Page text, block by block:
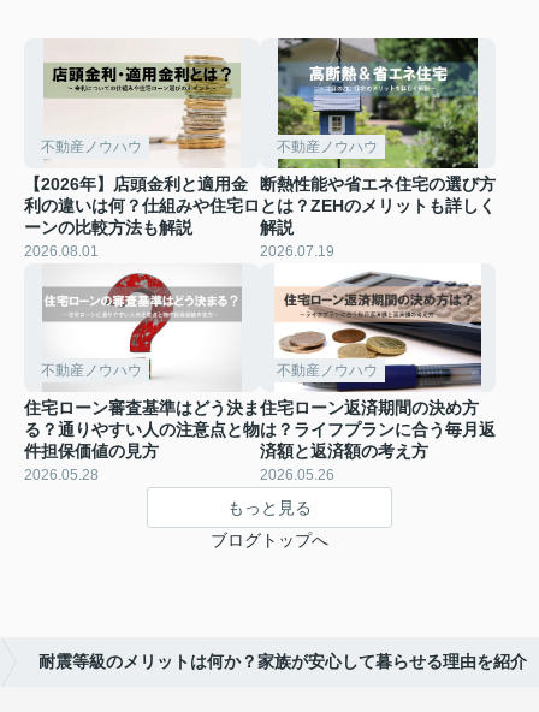
不動産ノウハウ
【2026年】店頭金利と適用金
利の違いは何？仕組みや住宅ロ
ーンの比較方法も解説
2026.08.01
不動産ノウハウ
断熱性能や省エネ住宅の選び方
とは？ZEHのメリットも詳しく
解説
2026.07.19
不動産ノウハウ
住宅ローン審査基準はどう決ま
る？通りやすい人の注意点と物
件担保価値の見方
2026.05.28
不動産ノウハウ
住宅ローン返済期間の決め方
は？ライフプランに合う毎月返
済額と返済額の考え方
2026.05.26
もっと見る
ブログトップへ
耐震等級のメリットは何か？家族が安心して暮らせる理由を紹介